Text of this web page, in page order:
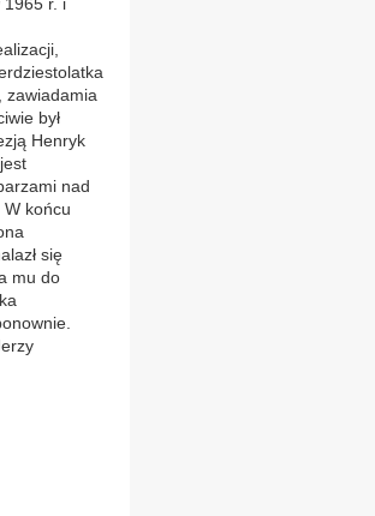
zawiadamia
był
Henryk
nad
końcu
się
mu do